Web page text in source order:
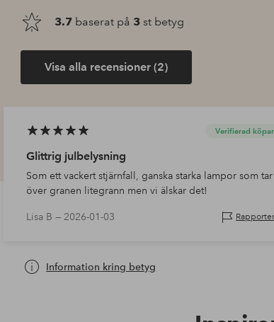
3.7 baserat på 3 st betyg
Visa alla recensioner (2)
Verifierad
Glittrig julbelysning
Som ett vackert stjärnfall, ganska starka lampor som tar
över granen litegrann men vi älskar det!
Lisa B —2026-01-03
Information kring betyg